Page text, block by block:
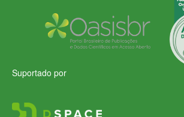
Suportado por